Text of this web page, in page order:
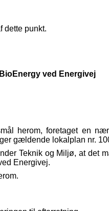
dette punkt.
ved Energivej
herom, foretaget en
gældende lokalplan nr.
Teknik og Miljø, at det
Energivej.